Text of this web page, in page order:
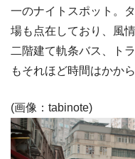
一のナイトスポット。
場も点在しており、風情
二階建て軌条バス、ト
もそれほど時間はかから
(画像：tabinote)